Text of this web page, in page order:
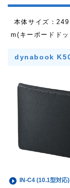
本体サイズ：
m(キーボードド
dynabook K50
IN-C4 (10.1型対応)